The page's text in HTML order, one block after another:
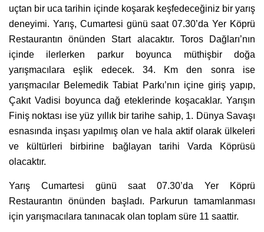
uçtan bir uca tarihin içinde koşarak keşfedeceğiniz bir yarış
deneyimi. Yarış, Cumartesi günü saat 07.30’da Yer Köprü
Restaurantın önünden Start alacaktır. Toros Dağları’nın
içinde ilerlerken parkur boyunca müthişbir doğa
yarışmacılara eşlik edecek. 34. Km den sonra ise
yarışmacılar Belemedik Tabiat Parkı’nın içine giriş yapıp,
Çakıt Vadisi boyunca dağ eteklerinde koşacaklar. Yarışın
Finiş noktası ise yüz yıllık bir tarihe sahip, 1. Dünya Savaşı
esnasında inşası yapılmış olan ve hala aktif olarak ülkeleri
ve kültürleri birbirine bağlayan tarihi Varda Köprüsü
olacaktır.
Yarış Cumartesi günü saat 07.30’da Yer Köprü
Restaurantın önünden başladı. Parkurun tamamlanması
için yarışmacılara tanınacak olan toplam süre 11 saattir.